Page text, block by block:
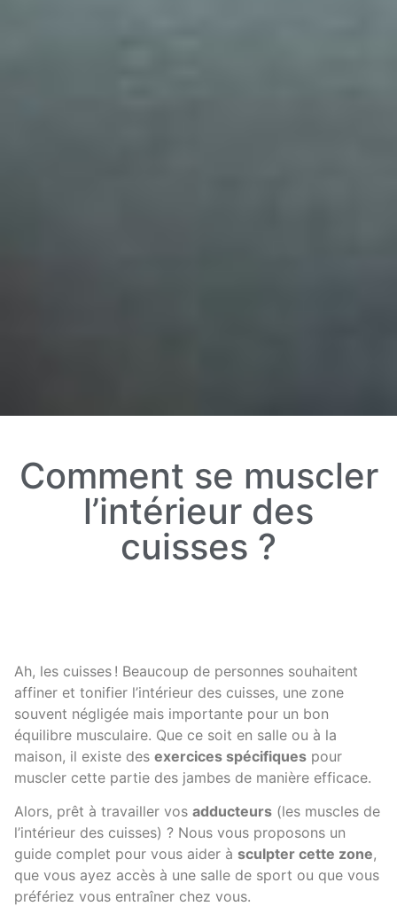
Comment se muscler
l’intérieur des
cuisses ?
Ah, les cuisses ! Beaucoup de personnes souhaitent
affiner et tonifier l’intérieur des cuisses, une zone
souvent négligée mais importante pour un bon
équilibre musculaire. Que ce soit en salle ou à la
maison, il existe des exercices spécifiques pour
muscler cette partie des jambes de manière efficace.
Alors, prêt à travailler vos adducteurs (les muscles de
l’intérieur des cuisses) ? Nous vous proposons un
guide complet pour vous aider à sculpter cette zone,
que vous ayez accès à une salle de sport ou que vous
préfériez vous entraîner chez vous.